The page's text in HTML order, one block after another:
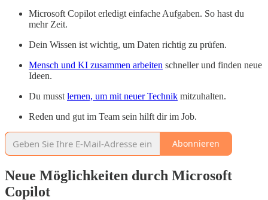
Microsoft Copilot erledigt einfache Aufgaben. So hast du
mehr Zeit.
Dein Wissen ist wichtig, um Daten richtig zu prüfen.
Mensch und KI zusammen arbeiten schneller und finden neue
Ideen.
Du musst lernen, um mit neuer Technik mitzuhalten.
Reden und gut im Team sein hilft dir im Job.
Abonnieren
Neue Möglichkeiten durch Microsoft
Copilot